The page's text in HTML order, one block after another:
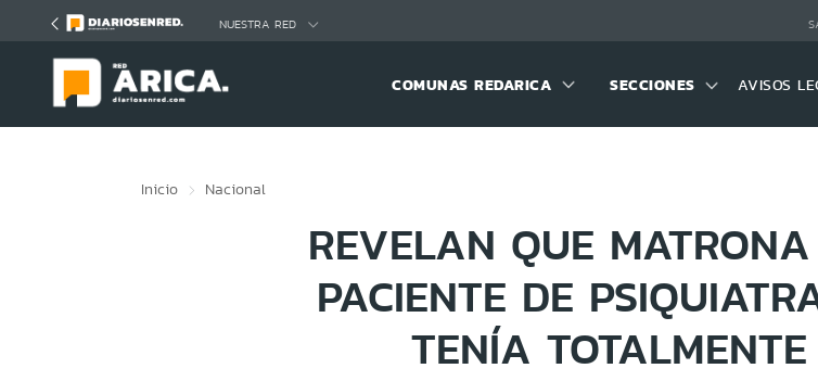
NUESTRA RED
COMUNAS REDARICA SECCIONES AVISOS
Inicio Nacional
REVELAN QUE
PACIENTE DE
TENÍA